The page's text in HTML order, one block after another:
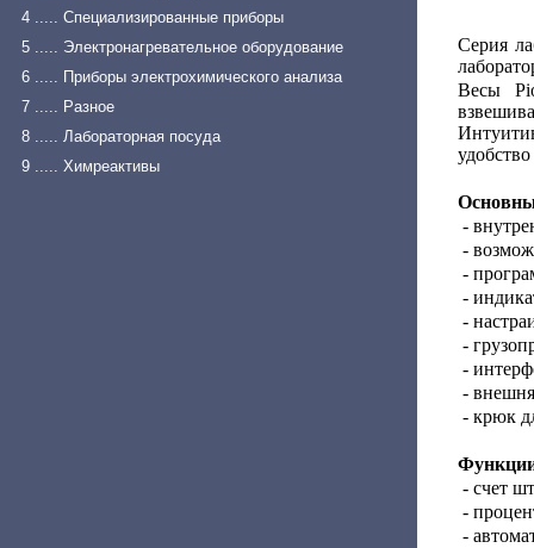
4 ..... Специализированные приборы
5 ..... Электронагревательное оборудование
6 ..... Приборы электрохимического анализа
7 ..... Разное
8 ..... Лабораторная посуда
9 ..... Химреактивы
Серия
Весы
-
-
-
-
-
-
-
-
- крюк
- счет
-
-